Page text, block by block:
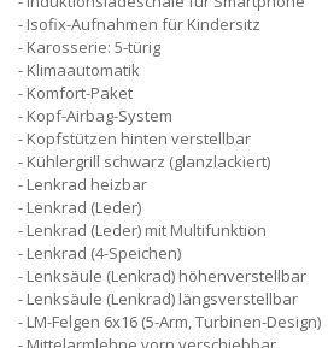
Isofix-Aufnahmen für Kindersitz
Karosserie: 5-türig
Klimaautomatik
Komfort-Paket
Kopf-Airbag-System
Kopfstützen hinten verstellbar
Kühlergrill schwarz (glanzlackiert)
Lenkrad heizbar
Lenkrad (Leder)
Lenkrad (Leder) mit Multifunktion
Lenkrad (4-Speichen)
Lenksäule (Lenkrad) höhenverstellbar
Lenksäule (Lenkrad) längsverstellbar
LM-Felgen 6x16 (5-Arm, Turbinen-Design)